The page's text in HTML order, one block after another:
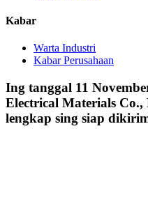
Kabar
Warta Industri
Kabar Perusahaan
Ing tanggal 11
Electrical Materials
lengkap sing siap